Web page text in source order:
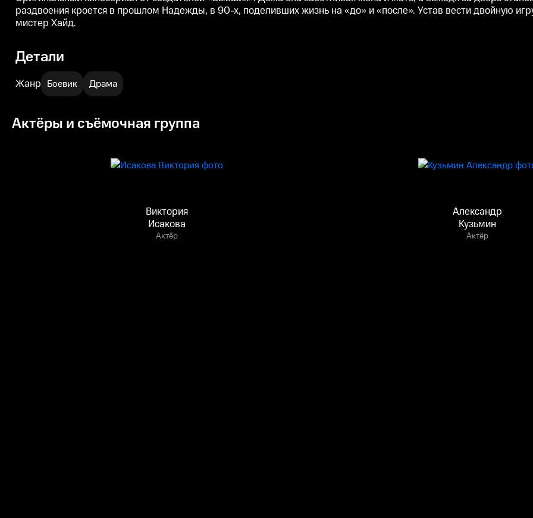
раздвоения кроется в прошлом Надежды, в 90-х, поделивших жизнь на «до» и «после». Устав вести двойную
мистер Хайд.
Детали
Жанр Боевик Драма
Актёры и съёмочная группа
Виктория
Исакова
Актёр
Александр
Кузьмин
Актёр